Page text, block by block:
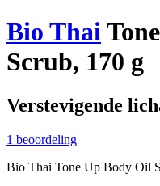
Bio Thai
Scrub, 170 g
Verstevigende
1 beoordeling
Bio Thai Tone Up Body Oil